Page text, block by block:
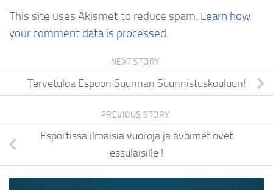
This site uses Akismet to reduce spam. Learn how
your comment data is processed.
NEXT STORY
Tervetuloa Espoon Suunnan Suunnistuskouluun!
PREVIOUS STORY
Esportissa ilmaisia vuoroja ja avoimet ovet
essulaisille !